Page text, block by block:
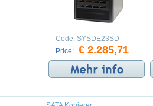
Code: SYSDE23SD
Price: € 2.285,71